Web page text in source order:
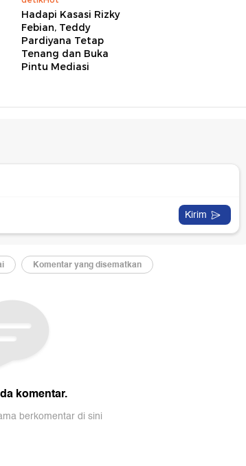
Hadapi Kasasi Rizky
Febian, Teddy
Pardiyana Tetap
Tenang dan Buka
Pintu Mediasi